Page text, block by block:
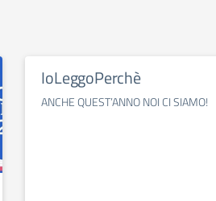
IoLeggoPerchè
ANCHE QUEST’ANNO NOI CI SIAMO!